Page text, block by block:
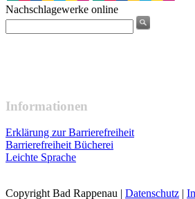
Nachschlagewerke online
Informationen
Erklärung zur Barrierefreiheit
Barrierefreiheit Bücherei
Leichte Sprache
Copyright Bad Rappenau | Datenschutz |